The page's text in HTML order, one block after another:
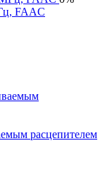
FAAC
расцепителем